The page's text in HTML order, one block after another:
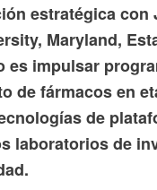
estratégica con
Maryland,
es impulsar
de fármacos en
de
laboratorios de